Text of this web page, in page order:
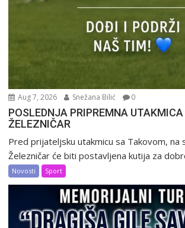
Aug 7, 2026 Snežana Bilić 0
POSLEDNJA PRIPREMNA UTAKMICA
ŽELEZNIČAR
Pred prijateljsku utakmicu sa Takovom, na
Železničar će biti postavljena kutija za
Novosti Sport